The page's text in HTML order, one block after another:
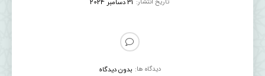
تاریخ انتشار: 31 دسامبر 2024
دیدگاه ها: بدون دیدگاه